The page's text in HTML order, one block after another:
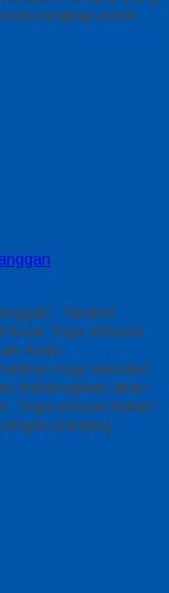
lengkap untuk
: Simbol
Toga Wisuda
Anda
toga wisuda?
kebahagiaan akan
Toga wisuda bukan
panjang